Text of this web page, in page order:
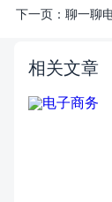
下一页： 聊一聊
相关文章